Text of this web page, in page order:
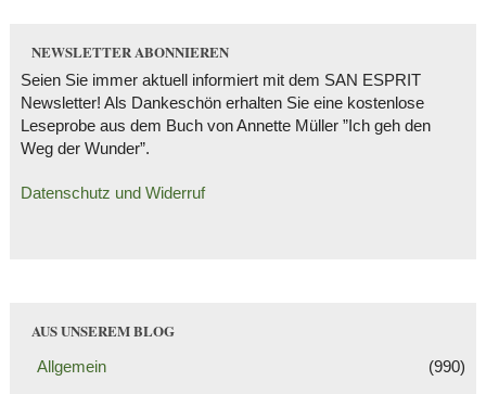
NEWSLETTER ABONNIEREN
Seien Sie immer aktuell informiert mit dem SAN ESPRIT
Newsletter! Als Dankeschön erhalten Sie eine kostenlose
Leseprobe aus dem Buch von Annette Müller ”Ich geh den
Weg der Wunder”.
Datenschutz und Widerruf
AUS UNSEREM BLOG
Allgemein (990)